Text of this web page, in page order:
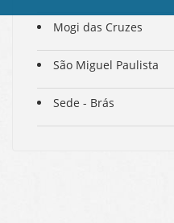
Mogi das Cruzes
São Miguel Paulista
Sede - Brás